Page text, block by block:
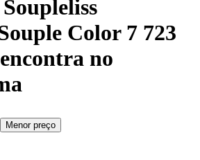
Soupleliss
Color 7 723
no
Menor preço